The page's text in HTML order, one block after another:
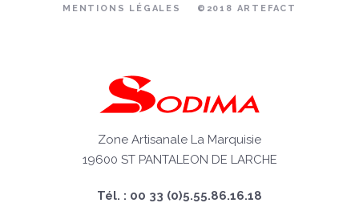
MENTIONS LÉGALES ©2018 ARTEFACT
Zone Artisanale La Marquisie
19600 ST PANTALEON DE LARCHE
Tél. : 00 33 (0)5.55.86.16.18